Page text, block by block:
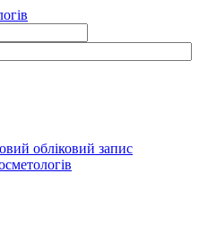
обліковий запис